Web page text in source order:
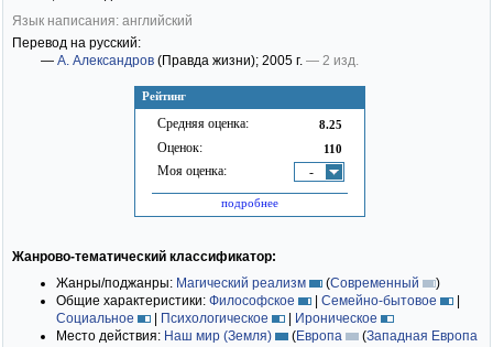
Рейтинг
Средняя оценка: 8.25
Оценок: 110
Моя оценка: -
подробнее
Язык написания: английский
Перевод на русский:
— А. Александров (Правда жизни); 2005 г. — 2 изд.
Жанрово-тематический классификатор:
Жанры/поджанры: Магический реализм (Современный
)
Общие характеристики: Философское | Семейно-бытовое
|
Социальное
| Психологическое | Ироническое
Место действия: Наш мир (Земля) (Европа (Западная Европа